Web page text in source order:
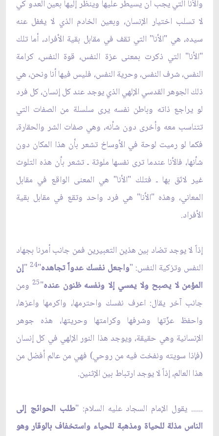
والأنا التي يجب أن يسيطر عليها وينظر إليها بعين العدو كي
لا تسلب اختيار الإنسان، وبعين الخادم الذي لا يغفل عنه
سيده، هي "الأنا" التي تقف في مقابل بقية الأفراد، أما تلك
"الأنا" التي ذكرت بمعنى عزة النفس، قوة النفس، كرامة
النفس، شرف النفس، وحرية النفس، فليس فيها أنا ونحن، هي
ذلك الجوهر القدسي الإلهي الذي يوجد عند كل إنسان، كل فرد
لو يراجع ذاته وباطن نفسه يرى سلسلة من الصفات التي
تتناسب معه وأخرى دون شأنه، وهي صفات الشر والحقارة،
فكما لو رميت لوحة في الأوساخ تشعر بأن هذا المكان دون
شأنها، فالأنا عندما ترى نفسها ملوثة ـ تشعر بأن هذه التلوث
غير لائق بها ـ فتلك "الأنا" هي المعنى الواقع في مقابل
المعاني، وهذه "الأنا" هي فرد واحد وتقع في مقابل بقية
الأفراد.
إذاً لا يوجد تضاد بين هذين التعبيرين فمن جانب أمرنا بجهاد
النفس وتزكية النفس: "واجعل نفسك عدواً تجاهده"
24
"إن
المؤمن لا يصبح ولا يمسي إلا ونفسه ظنون عنده"
25ومن
جانب آخر يقال: اعرف نفسك واحترمها، واكرمها واعزها،
واحفظ عزّتها وشرفها وكرامتها وحريتها، هذه جوهر
الإنسانية وهي حقيقة، ويوجد هذا النور الإلهي في كل إنسان
(فإذا سويته ونفخت فيه من روحي) فهي من عالم أفضل من
هذا العالم، إذاً لا يوجد ارتباط بين الإثنين.
...... يقول الإمام السجاد عليه السلام: "طلب الحوائج إلى
الناس مذلة للحياة ومذهبة للحياء واستخفاف بالوقار وهو